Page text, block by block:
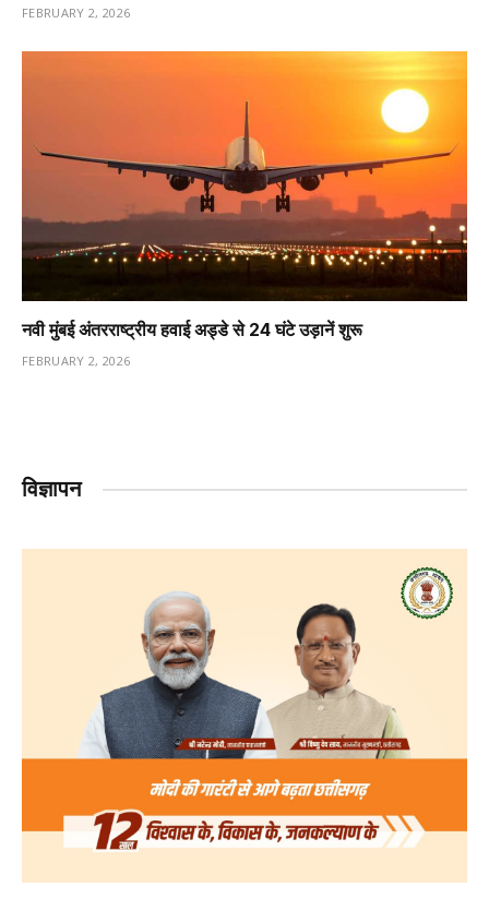
FEBRUARY 2, 2026
नवी मुंबई अंतरराष्ट्रीय हवाई अड्डे से 24 घंटे उड़ानें शुरू
FEBRUARY 2, 2026
विज्ञापन